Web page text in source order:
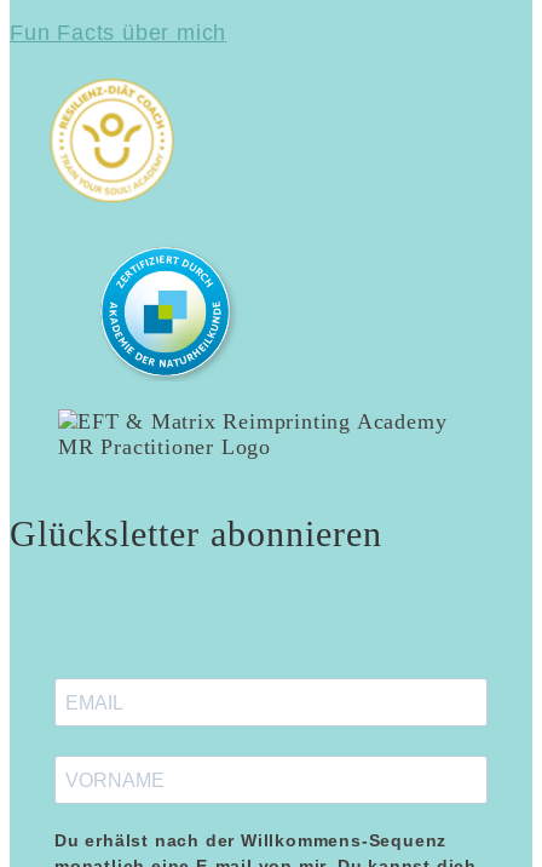
Fun Facts über mich
Glücksletter abonnieren
Du erhälst nach der Willkommens-Sequenz